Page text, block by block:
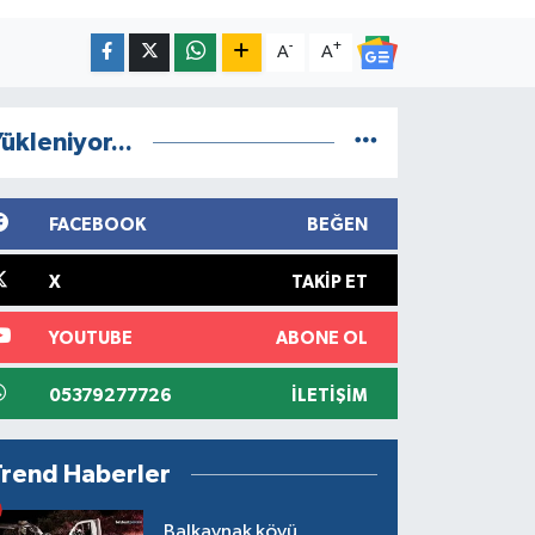
A- A+
FACEBOOK BEĞEN
X TAKIP ET
YOUTUBE ABONE OL
05379277726 İLETIŞIM
Haberler